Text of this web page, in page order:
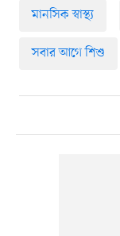
মানসিক স্বাস্থ্য
সবার আগে শিশু